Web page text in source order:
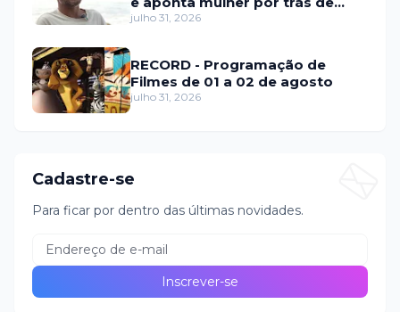
fraude internacional
julho 31, 2026
RECORD - Programação de
Filmes de 01 a 02 de agosto
julho 31, 2026
Cadastre-se
Para ficar por dentro das últimas novidades.